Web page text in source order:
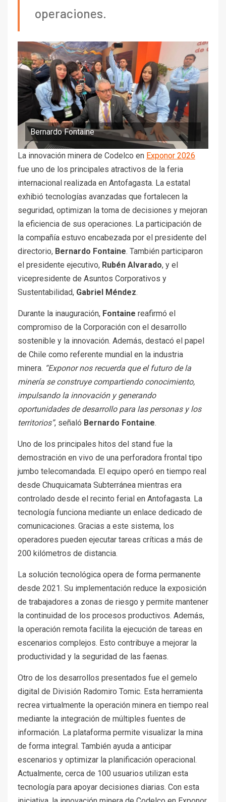
operaciones.
Bernardo Fontaine
La innovación minera de Codelco en Exponor 2026
fue uno de los principales atractivos de la feria
internacional realizada en Antofagasta. La estatal
exhibió tecnologías avanzadas que fortalecen la
seguridad, optimizan la toma de decisiones y mejoran
la eficiencia de sus operaciones. La participación de
la compañía estuvo encabezada por el presidente del
directorio, Bernardo Fontaine. También participaron
el presidente ejecutivo, Rubén Alvarado, y el
vicepresidente de Asuntos Corporativos y
Sustentabilidad, Gabriel Méndez.
Durante la inauguración, Fontaine reafirmó el
compromiso de la Corporación con el desarrollo
sostenible y la innovación. Además, destacó el papel
de Chile como referente mundial en la industria
minera. “Exponor nos recuerda que el futuro de la
minería se construye compartiendo conocimiento,
impulsando la innovación y generando
oportunidades de desarrollo para las personas y los
territorios”, señaló Bernardo Fontaine.
Uno de los principales hitos del stand fue la
demostración en vivo de una perforadora frontal tipo
jumbo telecomandada. El equipo operó en tiempo real
desde Chuquicamata Subterránea mientras era
controlado desde el recinto ferial en Antofagasta. La
tecnología funciona mediante un enlace dedicado de
comunicaciones. Gracias a este sistema, los
operadores pueden ejecutar tareas críticas a más de
200 kilómetros de distancia.
La solución tecnológica opera de forma permanente
desde 2021. Su implementación reduce la exposición
de trabajadores a zonas de riesgo y permite mantener
la continuidad de los procesos productivos. Además,
la operación remota facilita la ejecución de tareas en
escenarios complejos. Esto contribuye a mejorar la
productividad y la seguridad de las faenas.
Otro de los desarrollos presentados fue el gemelo
digital de División Radomiro Tomic. Esta herramienta
recrea virtualmente la operación minera en tiempo real
mediante la integración de múltiples fuentes de
información. La plataforma permite visualizar la mina
de forma integral. También ayuda a anticipar
escenarios y optimizar la planificación operacional.
Actualmente, cerca de 100 usuarios utilizan esta
tecnología para apoyar decisiones diarias. Con esta